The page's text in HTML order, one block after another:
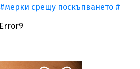
#мерки срещу поскъпването #
Error9